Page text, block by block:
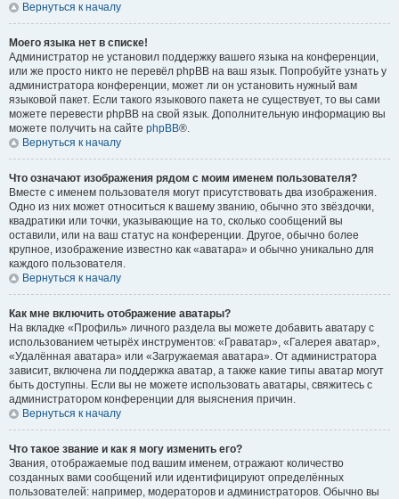
Вернуться к началу
Моего языка нет в списке!
Администратор не установил поддержку вашего языка на конференции,
или же просто никто не перевёл phpBB на ваш язык. Попробуйте узнать у
администратора конференции, может ли он установить нужный вам
языковой пакет. Если такого языкового пакета не существует, то вы сами
можете перевести phpBB на свой язык. Дополнительную информацию вы
можете получить на сайте phpBB®.
Вернуться к началу
Что означают изображения рядом с моим именем пользователя?
Вместе с именем пользователя могут присутствовать два изображения.
Одно из них может относиться к вашему званию, обычно это звёздочки,
квадратики или точки, указывающие на то, сколько сообщений вы
оставили, или на ваш статус на конференции. Другое, обычно более
крупное, изображение известно как «аватара» и обычно уникально для
каждого пользователя.
Вернуться к началу
Как мне включить отображение аватары?
На вкладке «Профиль» личного раздела вы можете добавить аватару с
использованием четырёх инструментов: «Граватар», «Галерея аватар»,
«Удалённая аватара» или «Загружаемая аватара». От администратора
зависит, включена ли поддержка аватар, а также какие типы аватар могут
быть доступны. Если вы не можете использовать аватары, свяжитесь с
администратором конференции для выяснения причин.
Вернуться к началу
Что такое звание и как я могу изменить его?
Звания, отображаемые под вашим именем, отражают количество
созданных вами сообщений или идентифицируют определённых
пользователей: например, модераторов и администраторов. Обычно вы